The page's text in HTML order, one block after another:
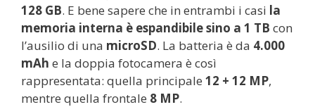
128 GB. E bene sapere che in entrambi i casi la
memoria interna è espandibile sino a 1 TB con
l’ausilio di una microSD. La batteria è da 4.000
mAh e la doppia fotocamera è così
rappresentata: quella principale 12 + 12 MP,
mentre quella frontale 8 MP.